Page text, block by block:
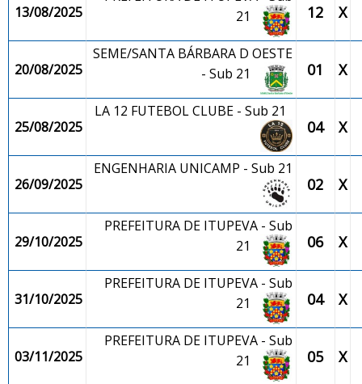
13/08/2025
21
12 X
20/08/2025
SEME/SANTA BÁRBARA D OESTE
- Sub 21
01 X
25/08/2025
LA 12 FUTEBOL CLUBE - Sub 21
04 X
26/09/2025
ENGENHARIA UNICAMP - Sub 21
02 X
29/10/2025
PREFEITURA DE ITUPEVA - Sub
21
06 X
31/10/2025
PREFEITURA DE ITUPEVA - Sub
21
04 X
03/11/2025
PREFEITURA DE ITUPEVA - Sub
21
05 X